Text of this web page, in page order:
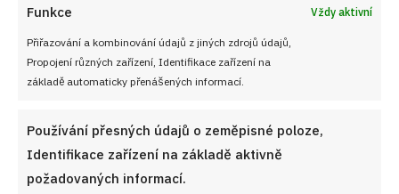
Funkce Vždy aktivní
Přiřazování a kombinování údajů z jiných zdrojů údajů,
Propojení různých zařízení, Identifikace zařízení na
základě automaticky přenášených informací.
Používání přesných údajů o zeměpisné poloze,
Identifikace zařízení na základě aktivně
požadovaných informací.